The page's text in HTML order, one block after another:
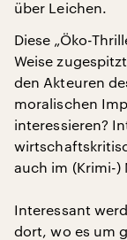
über Leichen.
Diese „Öko-
Weise
den Akteuren
moralischen
interessieren?
auch im (Krimi-)
Interessant
dort, wo es um